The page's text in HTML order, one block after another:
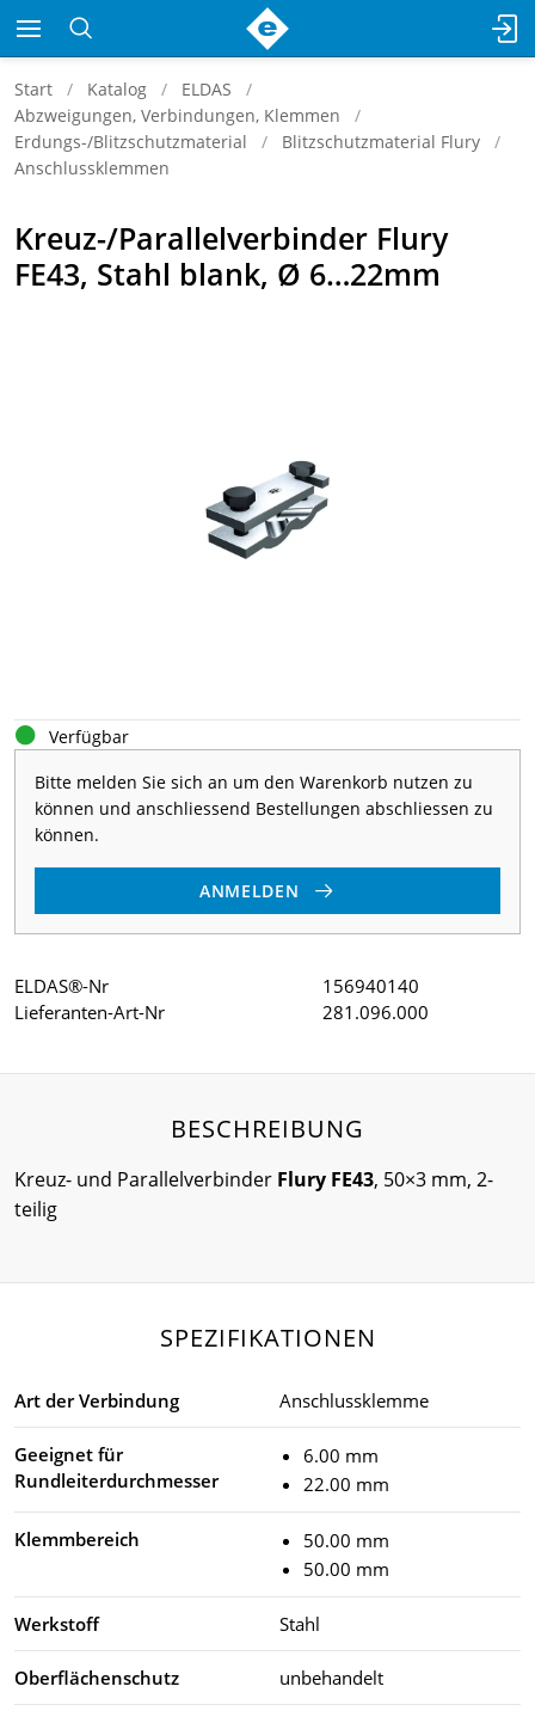
Start Katalog
ELDAS
Abzweigungen, Verbindungen, Klemmen
Erdungs-/Blitzschutzmaterial
Blitzschutzmaterial Flury
Anschlussklemmen
Kreuz-/Parallelverbinder Flury
FE43, Stahl blank, Ø 6…22mm
Verfügbar
Bitte melden Sie sich an um den Warenkorb nutzen zu
können und anschliessend Bestellungen abschliessen zu
können.
ANMELDEN
ELDAS®-Nr
156940140
Lieferanten-Art-Nr
281.096.000
BESCHREIBUNG
Kreuz- und Parallelverbinder Flury FE43, 50×3 mm, 2-
teilig
SPEZIFIKATIONEN
Art der Verbindung Anschlussklemme
Geeignet für
Rundleiterdurchmesser
6.00 mm
22.00 mm
Klemmbereich
50.00 mm
50.00 mm
Werkstoff Stahl
Oberflächenschutz unbehandelt